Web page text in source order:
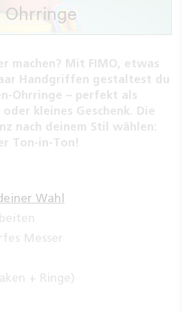
Ohrringe
machen? Mit FIMO, etwas
Handgriffen gestaltest du
Ohrringe – perfekt als
kleines Geschenk. Die
nach deinem Stil wählen:
Ton-in-Ton!
Wahl
Messer
+ Ringe)